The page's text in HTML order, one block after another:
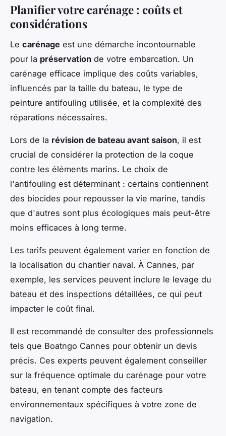
Planifier votre carénage : coûts et
considérations
Le carénage est une démarche incontournable
pour la préservation de votre embarcation. Un
carénage efficace implique des coûts variables,
influencés par la taille du bateau, le type de
peinture antifouling utilisée, et la complexité des
réparations nécessaires.
Lors de la révision de bateau avant saison, il est
crucial de considérer la protection de la coque
contre les éléments marins. Le choix de
l'antifouling est déterminant : certains contiennent
des biocides pour repousser la vie marine, tandis
que d'autres sont plus écologiques mais peut-être
moins efficaces à long terme.
Les tarifs peuvent également varier en fonction de
la localisation du chantier naval. À Cannes, par
exemple, les services peuvent inclure le levage du
bateau et des inspections détaillées, ce qui peut
impacter le coût final.
Il est recommandé de consulter des professionnels
tels que Boatngo Cannes pour obtenir un devis
précis. Ces experts peuvent également conseiller
sur la fréquence optimale du carénage pour votre
bateau, en tenant compte des facteurs
environnementaux spécifiques à votre zone de
navigation.